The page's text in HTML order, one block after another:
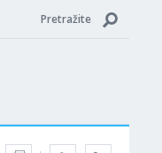
Pretražite